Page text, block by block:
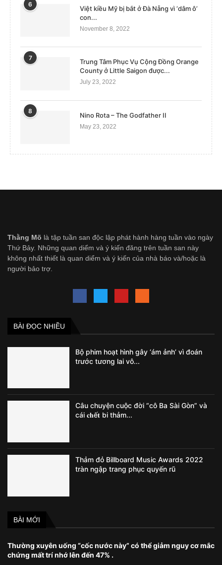
6
Việt kiều Mỹ bị bắt ở Đà Nẵng vì ‘dâm ô’
con...
November 8, 2022
7
Trung Tâm Phục Vụ Cộng Đồng Orange
County ở Little Saigon được...
July 23, 2022
8
Nino Rota – The Godfather II
May 23, 2022
Thằng Mõ là tập tuần san độc lập phát hành hàng tuần vào ngày
Thứ Bảy. Những quan diểm và ý kiến đăng trên tuần san này
không nhất thiết là quan diểm và ý kiến của nhà báo và/hoặc là
người bảo trợ.
BÀI ĐỌC NHIỀU
Bộ phim hoạt hình gây ‘ám ảnh’ vì đoán
trước tương lai vô...
Câu chuyện cuộc đời “cô Ba Sài Gòn” và
cái 𝐜𝐡ế𝐭 bi thảm...
Thảm đỏ Billboard Music Awards 2022
tràn ngập trang phục quyến rũ
BÀI MỚI
Thường xuyên uống “cốc nước này” có thể giảm nguy cơ mắc
chứng mất trí nhớ lên đến 47% .